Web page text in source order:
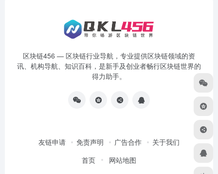
区块链456 — 区块链行业导航，专业提供区块链领域的资
讯、机构导航、知识百科，是新手及创业者畅行区块链世界的
得力助手。
友链申请 免责声明 广告合作
关于我们
首页
网站地图